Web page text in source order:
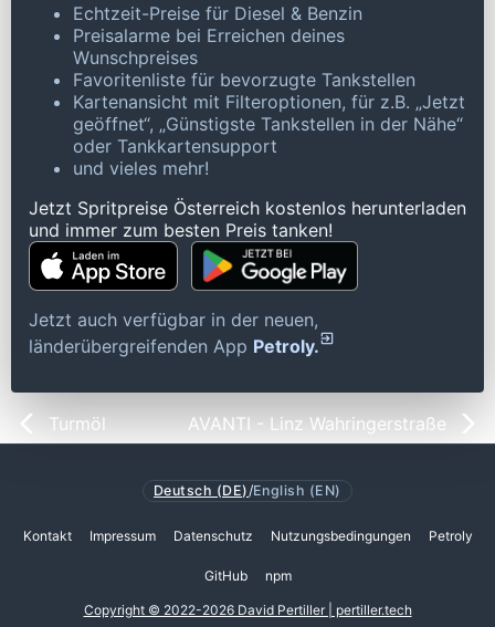
Echtzeit-Preise für Diesel & Benzin
Preisalarme bei Erreichen deines
Wunschpreises
Favoritenliste für bevorzugte Tankstellen
Kartenansicht mit Filteroptionen, für z.B. „Jetzt
geöffnet“, „Günstigste Tankstellen in der Nähe“
oder Tankkartensupport
und vieles mehr!
Jetzt Spritpreise Österreich kostenlos herunterladen
und immer zum besten Preis tanken!
Jetzt auch verfügbar in der neuen,
länderübergreifenden App Petroly.
Turmöl AVANTI - Linz Wahringerstraße
Deutsch (DE)/English (EN)
Kontakt Impressum Datenschutz Nutzungsbedingungen Petroly
GitHub npm
Copyright © 2022-2026 David Pertiller | pertiller.tech